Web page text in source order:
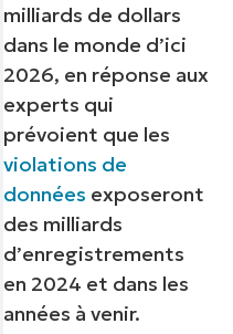
milliards de dollars
dans le monde d’ici
2026, en réponse aux
experts qui
prévoient que les
violations de
données exposeront
des milliards
d’enregistrements
en 2024 et dans les
années à venir.